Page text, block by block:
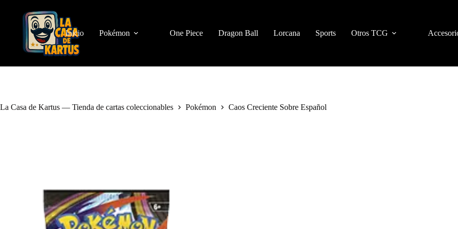
contenido
Inicio
Pokémon One Piece Dragon Ball Lorcana Sports Otros TCG
La Casa de Kartus — Tienda de cartas coleccionables Pokémon Caos Creciente Sobre Español